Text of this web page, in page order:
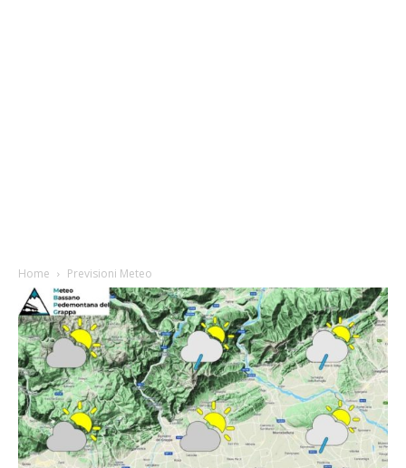
Home Previsioni Meteo